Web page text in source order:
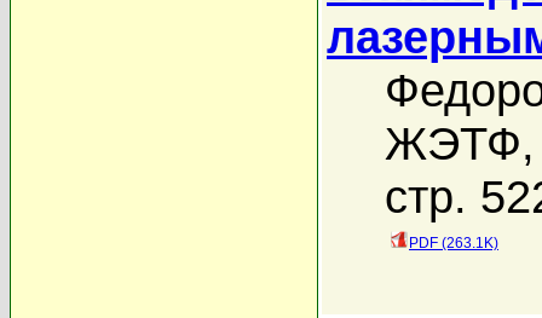
ЖЭТФ,
стр.
PDF (263.1K)